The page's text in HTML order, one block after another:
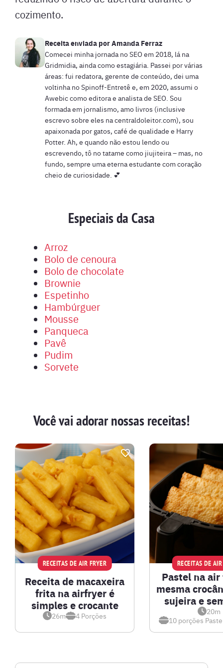
cozimento.
Receita enviada porAmanda Ferraz
Comecei minha jornada no SEO em 2018, lá na
Gridmidia, ainda como estagiária. Passei por várias
áreas: fui redatora, gerente de conteúdo, dei uma
voltinha no Spinoff-Entretê e, em 2020, assumi o
Awebic como editora e analista de SEO. Sou
formada em jornalismo, amo livros (inclusive
escrevo sobre eles na centraldoleitor.com), sou
apaixonada por gatos, café de qualidade e Harry
Potter. Ah, e quando não estou lendo ou
escrevendo, tô no tatame como jiujiteira – mas, no
fundo, sempre uma eterna estudante com coração
cheio de curiosidade. 💕
Especiais da Casa
Arroz
Bolo de cenoura
Bolo de chocolate
Brownie
Espetinho
Hambúrguer
Mousse
Panqueca
Pavê
Pudim
Sorvete
Você vai adorar nossas receitas!
RECEITAS DE AIR FRYER
Receita de macaxeira
frita na airfryer é
simples e crocante
26m 4 Porções
RECEITAS DE
Pastel na
mesma
sujeira e
20m
10 porções